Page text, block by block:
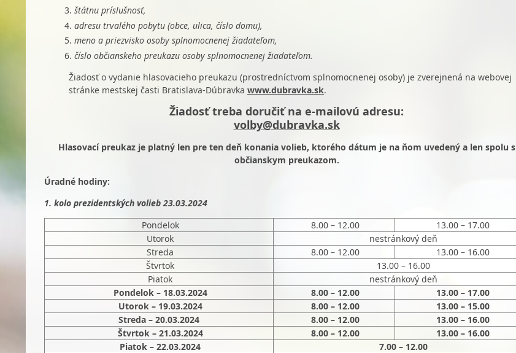
štátnu príslušnosť,
adresu trvalého pobytu (obce, ulica, číslo domu),
meno a priezvisko osoby splnomocnenej žiadateľom,
číslo občianskeho preukazu osoby splnomocnenej žiadateľom.
Žiadosť o vydanie hlasovacieho preukazu (prostredníctvom splnomocnenej osoby) je zverejnená na webovej
stránke mestskej časti Bratislava-Dúbravka www.dubravka.sk.
Žiadosť treba doručiť na e-mailovú adresu:
volby@dubravka.sk
Hlasovací preukaz je platný len pre ten deň konania volieb, ktorého dátum je na ňom uvedený a len spolu s
občianskym preukazom.
Úradné hodiny:
1. kolo prezidentských volieb 23.03.2024
Pondelok
8.00 – 12.00
13.00 – 17.00
Utorok
nestránkový deň
Streda
8.00 – 12.00
13.00 – 16.00
Štvrtok
13.00 – 16.00
Piatok
nestránkový deň
Pondelok – 18.03.2024
8.00 – 12.00
13.00 – 17.00
Utorok – 19.03.2024
8.00 – 12.00
13.00 – 15.00
Streda – 20.03.2024
8.00 – 12.00
13.00 – 16.00
Štvrtok – 21.03.2024
8.00 – 12.00
13.00 – 16.00
Piatok – 22.03.2024
7.00 – 12.00